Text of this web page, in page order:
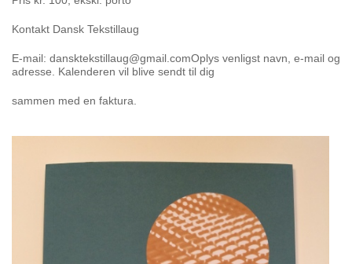
Kontakt Dansk Tekstillaug
E-mail: dansktekstillaug@gmail.comOplys venligst navn, e-mail og
adresse. Kalenderen vil blive sendt til dig
sammen med en faktura.